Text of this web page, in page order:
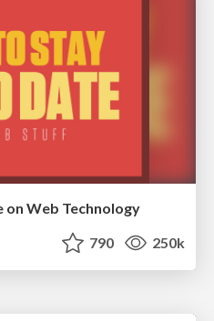
on Web Technology
790 250k